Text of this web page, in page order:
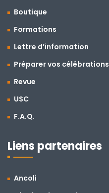
Boutique
Formations
Lettre d’information
Préparer vos célébrations
Revue
USC
F.A.Q.
Liens partenaires
Ancoli